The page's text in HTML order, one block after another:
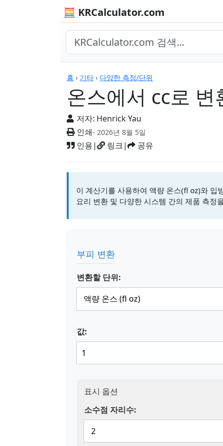
🧮 KRCalculator.com
홈 › 기타 › 다양한 측정/단위
온스에서 cc로 변
저자: Henrick Yau
인쇄- 2026년 8월 5일
인용| 링크| 공유
계산기
이 계산기를 사용하여 액량 온스(fl oz)와 입
요리 변환 및 다양한 시스템 간의 제품 측정
부피 변환
변환할 단위:
값:
표시 옵션
소수점 자리수: